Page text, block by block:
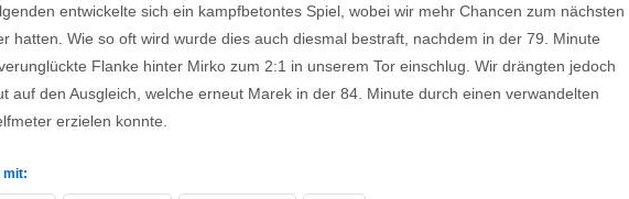
entwickelte sich ein kampfbetontes Spiel, wobei wir mehr Chancen zum nächsten
hatten. Wie so oft wird wurde dies auch diesmal bestraft, nachdem in der 79. Minute
Flanke hinter Mirko zum 2:1 in unserem Tor einschlug. Wir drängten jedoch
auf den Ausgleich, welche erneut Marek in der 84. Minute durch einen verwandelten
erzielen konnte.
mit: